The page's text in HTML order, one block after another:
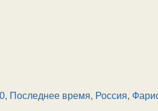
, Последнее время, Россия,